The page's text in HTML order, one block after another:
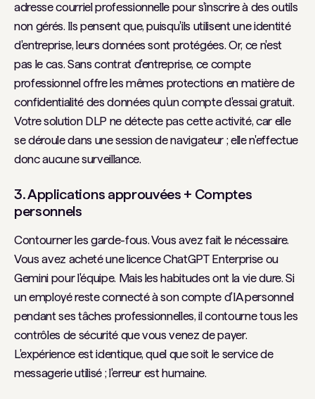
adresse courriel professionnelle pour s'inscrire à des outils
non gérés. Ils pensent que, puisqu'ils utilisent une identité
d'entreprise, leurs données sont protégées. Or, ce n'est
pas le cas. Sans contrat d'entreprise, ce compte
professionnel offre les mêmes protections en matière de
confidentialité des données qu'un compte d'essai gratuit.
Votre solution DLP ne détecte pas cette activité, car elle
se déroule dans une session de navigateur ; elle n'effectue
donc aucune surveillance.
3. Applications approuvées + Comptes
personnels
Contourner les garde-fous. Vous avez fait le nécessaire.
Vous avez acheté une licence ChatGPT Enterprise ou
Gemini pour l'équipe. Mais les habitudes ont la vie dure. Si
un employé reste connecté à son compte d'IA personnel
pendant ses tâches professionnelles, il contourne tous les
contrôles de sécurité que vous venez de payer.
L'expérience est identique, quel que soit le service de
messagerie utilisé ; l'erreur est humaine.